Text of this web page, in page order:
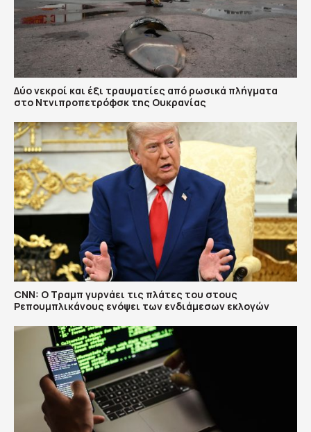
Δύο νεκροί και έξι τραυματίες από ρωσικά πλήγματα
στο Ντνιπροπετρόφσκ της Ουκρανίας
CNN: Ο Τραμπ γυρνάει τις πλάτες του στους
Ρεπουμπλικάνους ενόψει των ενδιάμεσων εκλογών